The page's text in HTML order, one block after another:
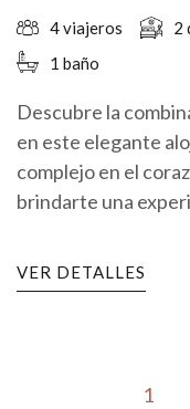
4 viajeros 2
1 baño
Descubre la
en este elegante
complejo en el
brindarte una
VER DETALLES
1